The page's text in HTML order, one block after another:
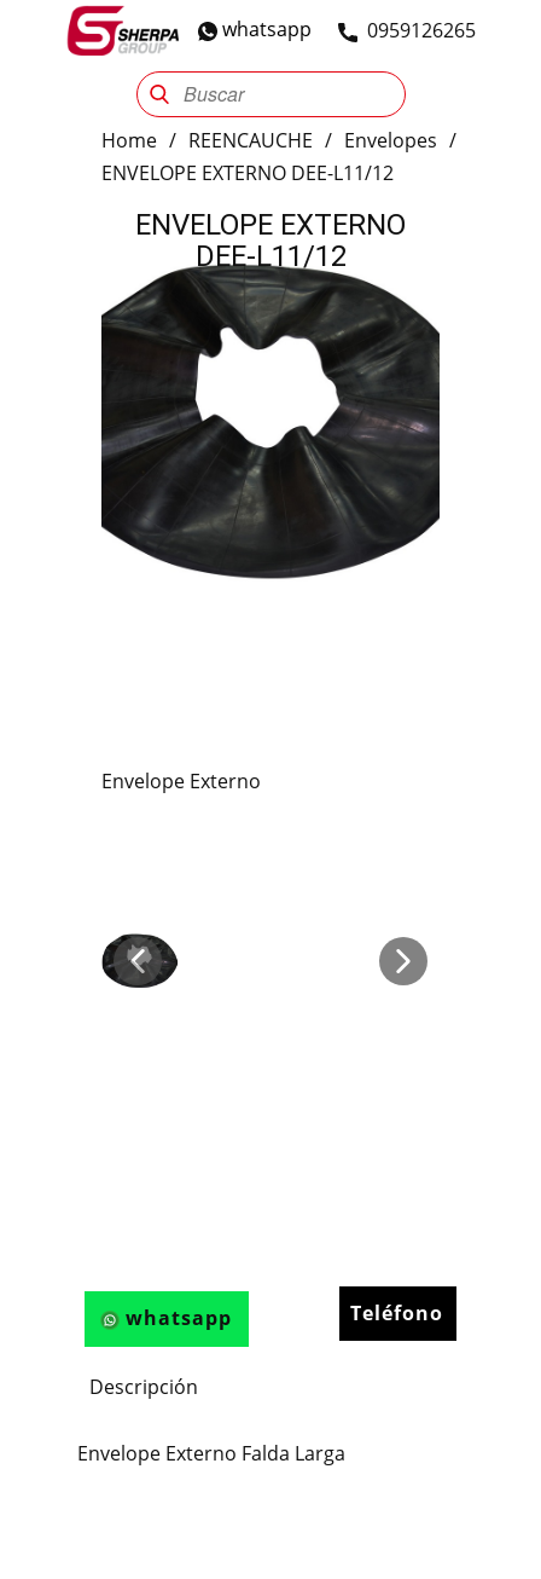
​0959126265
whatsapp
Sherpa Group Reencauche Automotriz
Home / REENCAUCHE / Envelopes /
ENVELOPE EXTERNO DEE-L11/12
ENVELOPE EXTERNO
DEE-L11/12
Envelope Externo
whatsapp Teléfono
Descripción
Envelope Externo Falda Larga